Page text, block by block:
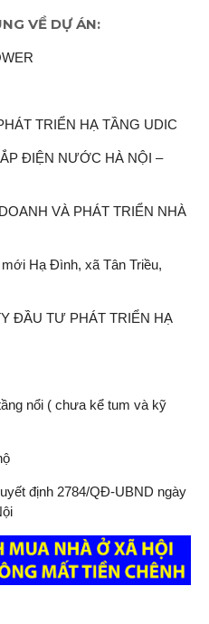
VỀ DỰ ÁN:
TRIỂN HẠ TẦNG UDIC
ĐIỆN NƯỚC HÀ NỘI –
VÀ PHÁT TRIỂN NHÀ
Hạ Đình, xã Tân Triều,
ĐẦU TƯ PHÁT TRIỂN HẠ
nổi ( chưa kể tum và kỹ
định 2784/QĐ-UBND ngày